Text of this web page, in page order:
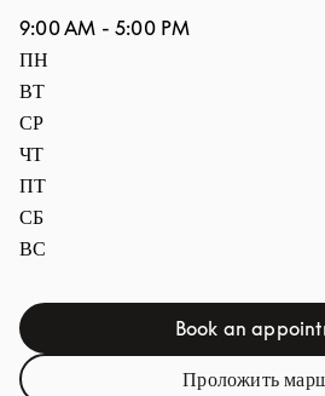
9:00 AM -5:00 PM
День недели
ПН
ВТ
СР
ЧТ
ПТ
СБ
ВС
Book an
Link
ПроложитьLink